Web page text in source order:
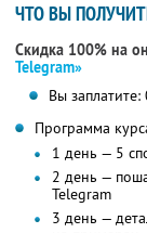
ЧТО ВЫ
Скидка 100% на
Telegram»
Вы
Программа
1 день — 5
2 день —
Telegram
3 день —